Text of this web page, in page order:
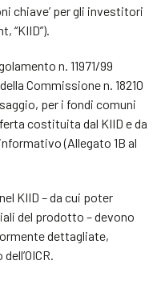
chiave’ per gli investitori
“KIID”).
n. 11971/99
Commissione n. 18210
per i fondi comuni
costituita dal KIID e da
(Allegato 1B al
KIID – da cui poter
del prodotto – devono
dettagliate,